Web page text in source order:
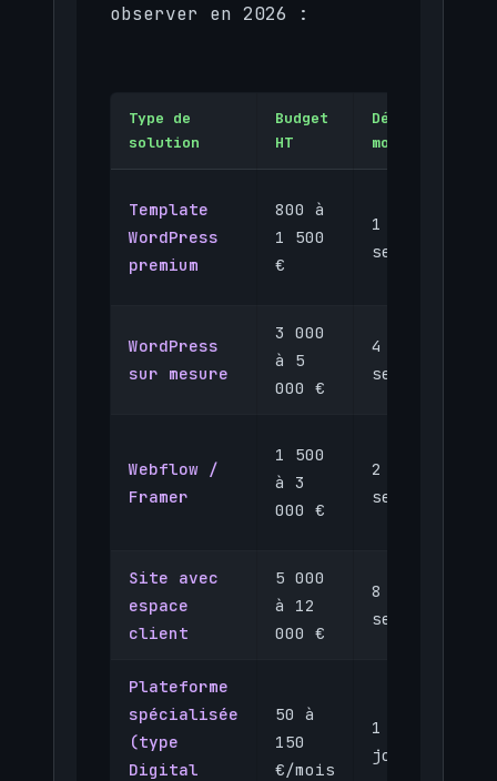
observer en 2026 :
Type de
solution
Budget
HT
Délai
moyen
Template
WordPress
premium
800 à
1 500
€
1 à 2
semaines
WordPress
sur mesure
3 000
à 5
000 €
4 à 8
semaines
Webflow /
Framer
1 500
à 3
000 €
2 à 4
semaines
Site avec
espace
client
5 000
à 12
000 €
8 à 16
semaines
Plateforme
spécialisée
(type
Digital
50 à
150
€/mois
1 à 3
jours